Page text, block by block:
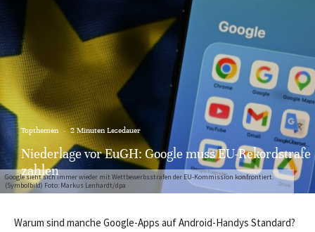
Google sieht sich immer wieder mit Wettbewerbsstrafen der EU-Kommission konfrontiert.
(Symbolbild) Foto: Markus Lenhardt/dpa
Topthemen · 2 Minuten Lesedauer
Niederlage vor EuGH: Google muss EU-Rekordstrafe
zahlen
Warum sind manche Google-Apps auf Android-Handys Standard?